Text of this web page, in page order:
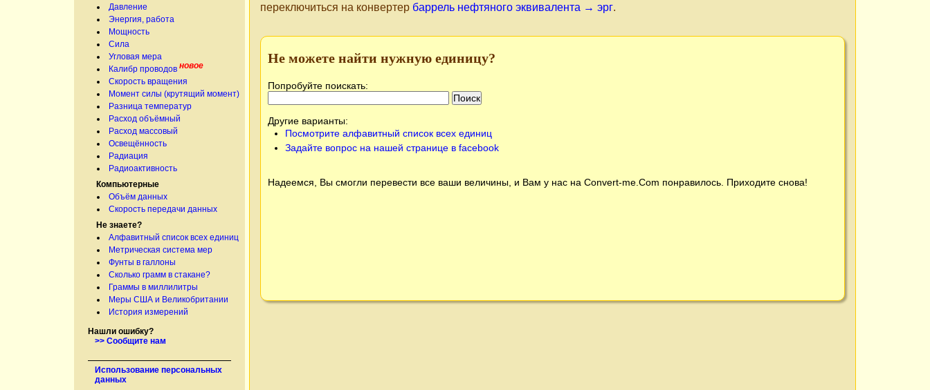
Давление
Энергия, работа
Мощность
Сила
Угловая мера
Калибр проводов новое
Скорость вращения
Момент силы (крутящий момент)
Разница температур
Расход объёмный
Расход массовый
Освещённость
Радиация
Радиоактивность
Компьютерные
Объём данных
Скорость передачи данных
Не знаете?
Алфавитный список всех единиц
Метрическая система мер
Фунты в галлоны
Сколько грамм в стакане?
Граммы в миллилитры
Меры США и Великобритании
История измерений
Нашли ошибку?
>> Сообщите нам
Использование персональных
данных
переключиться на конвертер баррель нефтяного эквивалента → эрг.
Не можете найти нужную единицу?
Попробуйте поискать:
Другие варианты:
Посмотрите алфавитный список всех единиц
Задайте вопрос на нашей странице в facebook
Надеемся, Вы смогли перевести все ваши величины, и Вам у нас на Convert-me.Com понравилось. Приходите снова!